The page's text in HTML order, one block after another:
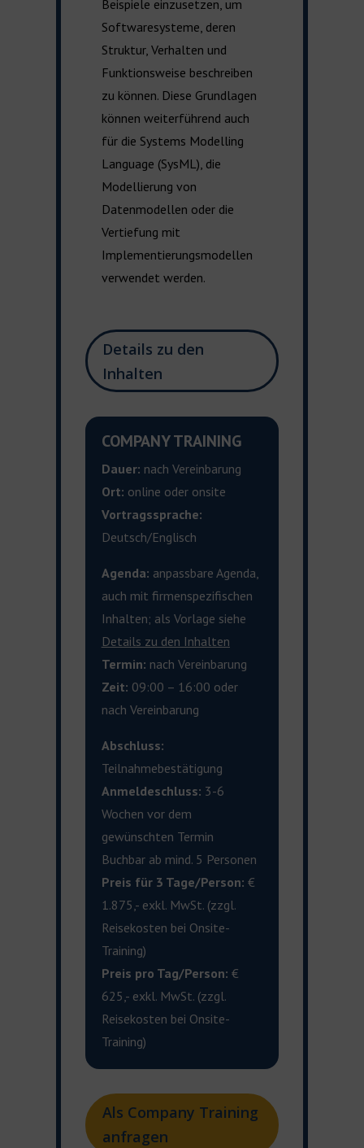
Beispiele einzusetzen, um
Softwaresysteme, deren
Struktur, Verhalten und
Funktionsweise beschreiben
zu können. Diese Grundlagen
können weiterführend auch
für die Systems Modelling
Language (SysML), die
Modellierung von
Datenmodellen oder die
Vertiefung mit
Implementierungsmodellen
verwendet werden.
Details zu den
Inhalten
COMPANY TRAINING
Dauer: nach Vereinbarung
Ort: online oder onsite
Vortragssprache:
Deutsch/Englisch
Agenda: anpassbare Agenda,
auch mit firmenspezifischen
Inhalten; als Vorlage siehe
Details zu den Inhalten
Termin: nach Vereinbarung
Zeit: 09:00 – 16:00 oder
nach Vereinbarung
Abschluss:
Teilnahmebestätigung
Anmeldeschluss: 3-6
Wochen vor dem
gewünschten Termin
Buchbar ab mind. 5 Personen
Preis für 3 Tage/Person: €
1.875,- exkl. MwSt. (zzgl.
Reisekosten bei Onsite-
Training)
Preis pro Tag/Person: €
625,- exkl. MwSt. (zzgl.
Reisekosten bei Onsite-
Training)
Als Company Training
anfragen